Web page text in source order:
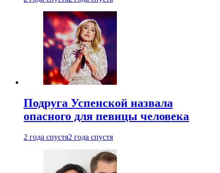
Подруга Успенской назвала
опасного для певицы человека
2 года спустя2 года спустя